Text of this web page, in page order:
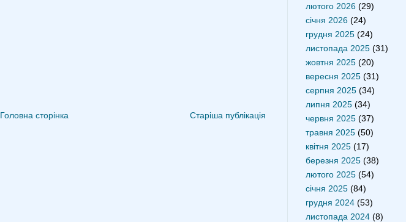
Старіша публікація
Головна сторінка
лютого 2026 (29)
січня 2026 (24)
грудня 2025 (24)
листопада 2025 (31)
жовтня 2025 (20)
вересня 2025 (31)
серпня 2025 (34)
липня 2025 (34)
червня 2025 (37)
травня 2025 (50)
квітня 2025 (17)
березня 2025 (38)
лютого 2025 (54)
січня 2025 (84)
грудня 2024 (53)
листопада 2024 (8)